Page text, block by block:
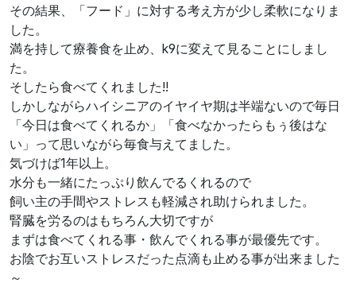
その結果、「フード」に対する考え方が少し柔軟になりま
した。
満を持して療養食を止め、k9に変えて見ることにしまし
た。
そしたら食べてくれました!!
しかしながらハイシニアのイヤイヤ期は半端ないので毎日
「今日は食べてくれるか」「食べなかったらもぅ後はな
い」って思いながら毎食与えてました。
気づけば1年以上。
水分も一緒にたっぷり飲んでるくれるので
飼い主の手間やストレスも軽減され助けられました。
腎臓を労るのはもちろん大切ですが
まずは食べてくれる事・飲んでくれる事が最優先です。
お陰でお互いストレスだった点滴も止める事が出来ました
～